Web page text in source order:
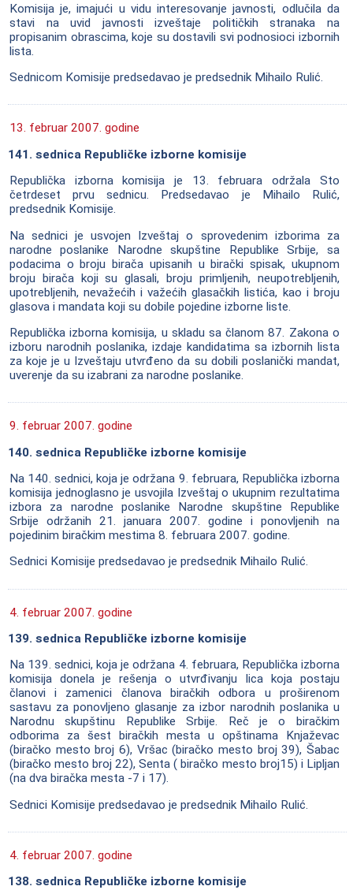
Komisija je, imajući u vidu interesovanje javnosti, odlučila da
stavi na uvid javnosti izveštaje političkih stranaka na
propisanim obrascima, koje su dostavili svi podnosioci izbornih
lista.
Sednicom Komisije predsedavao je predsednik Mihailo Rulić.
13. februar 2007. godine
141. sednica Republičke izborne komisije
Republička izborna komisija je 13. februara održala Sto
četrdeset prvu sednicu. Predsedavao je Mihailo Rulić,
predsednik Komisije.
Na sednici je usvojen Izveštaj o sprovedenim izborima za
narodne poslanike Narodne skupštine Republike Srbije, sa
podacima o broju birača upisanih u birački spisak, ukupnom
broju birača koji su glasali, broju primljenih, neupotrebljenih,
upotrebljenih, nevažećih i važećih glasačkih listića, kao i broju
glasova i mandata koji su dobile pojedine izborne liste.
Republička izborna komisija, u skladu sa članom 87. Zakona o
izboru narodnih poslanika, izdaje kandidatima sa izbornih lista
za koje je u Izveštaju utvrđeno da su dobili poslanički mandat,
uverenje da su izabrani za narodne poslanike.
9. februar 2007. godine
140. sednica Republičke izborne komisije
Na 140. sednici, koja je održana 9. februara, Republička izborna
komisija jednoglasno je usvojila Izveštaj o ukupnim rezultatima
izbora za narodne poslanike Narodne skupštine Republike
Srbije održanih 21. januara 2007. godine i ponovljenih na
pojedinim biračkim mestima 8. februara 2007. godine.
Sednici Komisije predsedavao je predsednik Mihailo Rulić.
4. februar 2007. godine
139. sednica Republičke izborne komisije
Na 139. sednici, koja je održana 4. februara, Republička izborna
komisija donela je rešenja o utvrđivanju lica koja postaju
članovi i zamenici članova biračkih odbora u proširenom
sastavu za ponovljeno glasanje za izbor narodnih poslanika u
Narodnu skupštinu Republike Srbije. Reč je o biračkim
odborima za šest biračkih mesta u opštinama Knjaževac
(biračko mesto broj 6), Vršac (biračko mesto broj 39), Šabac
(biračko mesto broj 22), Senta ( biračko mesto broj15) i Lipljan
(na dva biračka mesta -7 i 17).
Sednici Komisije predsedavao je predsednik Mihailo Rulić.
4. februar 2007. godine
138. sednica Republičke izborne komisije